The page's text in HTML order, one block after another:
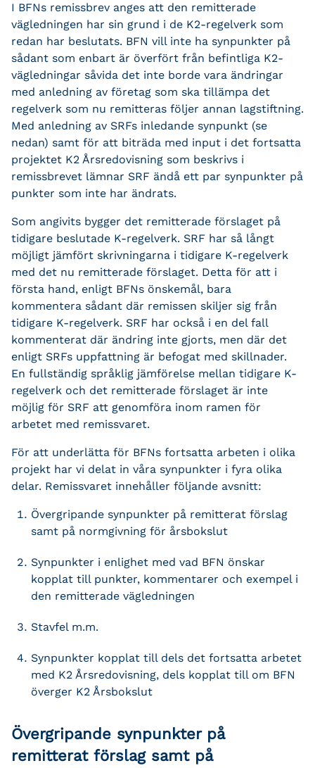
I BFNs remissbrev anges att den remitterade
vägledningen har sin grund i de K2-regelverk som
redan har beslutats. BFN vill inte ha synpunkter på
sådant som enbart är överfört från befintliga K2-
vägledningar såvida det inte borde vara ändringar
med anledning av företag som ska tillämpa det
regelverk som nu remitteras följer annan lagstiftning.
Med anledning av SRFs inledande synpunkt (se
nedan) samt för att biträda med input i det fortsatta
projektet K2 Årsredovisning som beskrivs i
remissbrevet lämnar SRF ändå ett par synpunkter på
punkter som inte har ändrats.
Som angivits bygger det remitterade förslaget på
tidigare beslutade K-regelverk. SRF har så långt
möjligt jämfört skrivningarna i tidigare K-regelverk
med det nu remitterade förslaget. Detta för att i
första hand, enligt BFNs önskemål, bara
kommentera sådant där remissen skiljer sig från
tidigare K-regelverk. SRF har också i en del fall
kommenterat där ändring inte gjorts, men där det
enligt SRFs uppfattning är befogat med skillnader.
En fullständig språklig jämförelse mellan tidigare K-
regelverk och det remitterade förslaget är inte
möjlig för SRF att genomföra inom ramen för
arbetet med remissvaret.
För att underlätta för BFNs fortsatta arbeten i olika
projekt har vi delat in våra synpunkter i fyra olika
delar. Remissvaret innehåller följande avsnitt:
Övergripande synpunkter på remitterat förslag
samt på normgivning för årsbokslut
Synpunkter i enlighet med vad BFN önskar
kopplat till punkter, kommentarer och exempel i
den remitterade vägledningen
Stavfel m.m.
Synpunkter kopplat till dels det fortsatta arbetet
med K2 Årsredovisning, dels kopplat till om BFN
överger K2 Årsbokslut
Övergripande synpunkter på
remitterat förslag samt på